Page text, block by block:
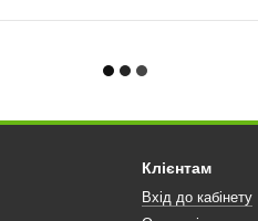
Клієнтам
Вхід до кабінету